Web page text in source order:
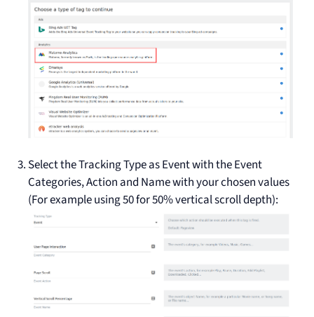
Select the Tracking Type as Event with the Event
Categories, Action and Name with your chosen values
(For example using 50 for 50% vertical scroll depth):